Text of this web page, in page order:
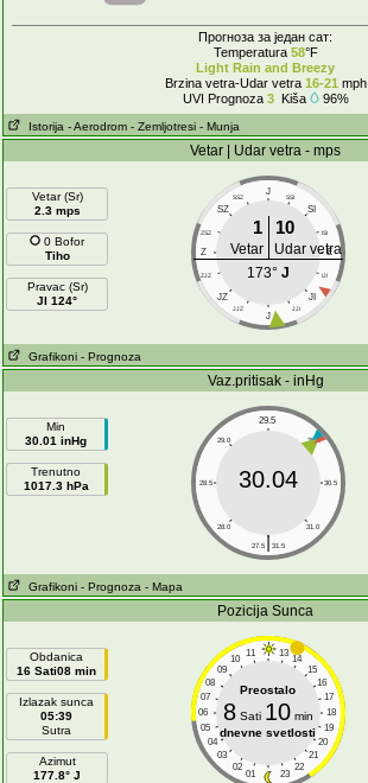
Прогноза за један сат:
Temperatura 58°F
Light Rain and Breezy
Brzina vetra-Udar vetra 16-21 mph
UVI Prognoza 3Kiša 96%
Istorija - Aerodrom - Zemljotresi - Munja
Vetar | Udar vetra - mps
Vetar (Sr)
2.3 mps
0 Bofor
Tiho
Pravac (Sr)
JI 124°
J
SSZ SSI
SZ SI
ZSZ ISI
Z E
ZJZ IJI
JZ JI
JJZ JJI
J
1 10
Vetar
Udar vetra
173° J
Grafikoni - Prognoza
Vaz.pritisak - inHg
Min
30.01 inHg
Trenutno
1017.3 hPa
29.5
29.0 30.0
28.5 30.5
28.0 31.0
|
27.5 31.5
30.04
Grafikoni - Prognoza - Mapa
Pozicija Sunca
Obdanica
16 Sati08 min
Izlazak sunca
05:39
Sutra
Azimut
177.8° J
11 13
10
14
09
15
08
16
07
17
06
18
05
19
04
20
03
21
02
22
01 23
Preostalo
8Sati 10min
dnevne svetlosti